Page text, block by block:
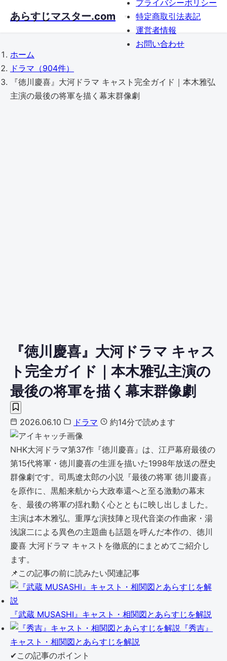
あらすじマスター.com
プライバシーポリシー
特定商取引法表記
運営者情報
お問い合わせ
ホーム
ドラマ （904件）
『徳川慶喜』大河ドラマ キャスト完全ガイド｜本木雅弘
主演の最後の将軍を描く幕末群像劇
『徳川慶喜』大河ドラマ キャス
ト完全ガイド｜本木雅弘主演の
最後の将軍を描く幕末群像劇
2026.06.10 ドラマ 約14分で読めます
NHK大河ドラマ第37作『徳川慶喜』は、江戸幕府最後の
第15代将軍・徳川慶喜の生涯を描いた1998年放送の歴史
群像劇です。司馬遼太郎の小説『最後の将軍 徳川慶喜』
を原作に、黒船来航から大政奉還へと至る激動の幕末
を、最後の将軍の揺れ動く心とともに映し出しました。
主演は本木雅弘。重厚な演技陣と現代音楽の作曲家・湯
浅譲二による異色の主題曲も話題を呼んだ本作の、徳川
慶喜 大河ドラマ キャストを徹底的にまとめてご紹介し
ます。
📌 この記事の前に読みたい関連記事
『武蔵 MUSASHI』キャスト・相関図とあらすじを解説
『秀吉』
キャスト・相関図とあらすじを解説
✔この記事のポイント